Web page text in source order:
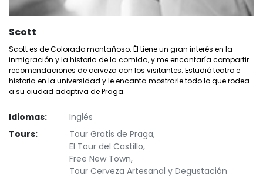
Scott
Scott es de Colorado montañoso. Él tiene un gran interés en la
inmigración y la historia de la comida, y me encantaría compartir
recomendaciones de cerveza con los visitantes. Estudió teatro e
historia en la universidad y le encanta mostrarle todo lo que rodea
a su ciudad adoptiva de Praga.
Idiomas:
Inglés
Tours:
Tour Gratis de Praga,
El Tour del Castillo,
Free New Town,
Tour Cerveza Artesanal y Degustación